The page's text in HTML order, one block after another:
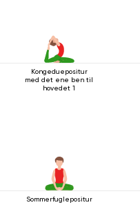
Kongeduepositur
med det ene ben til
hovedet 1
Sommerfuglepositur